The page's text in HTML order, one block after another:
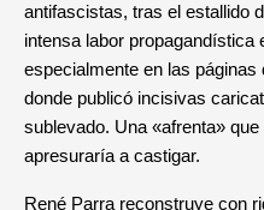
antifascistas, tras el estallido
intensa labor propagandística
especialmente en las
donde publicó incisivas
sublevado. Una «afrenta»
apresuraría a castigar.
René Parra reconstruye con